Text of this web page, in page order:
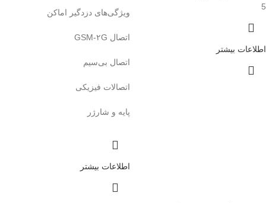
5
اطلاعات بیشتر
ویژگی‌های دزدگیر اماکن
اتصال GSM‎-۲G
اتصال بی‌سیم
اتصالات فیزیکی
پایه و شارژر
اطلاعات بیشتر